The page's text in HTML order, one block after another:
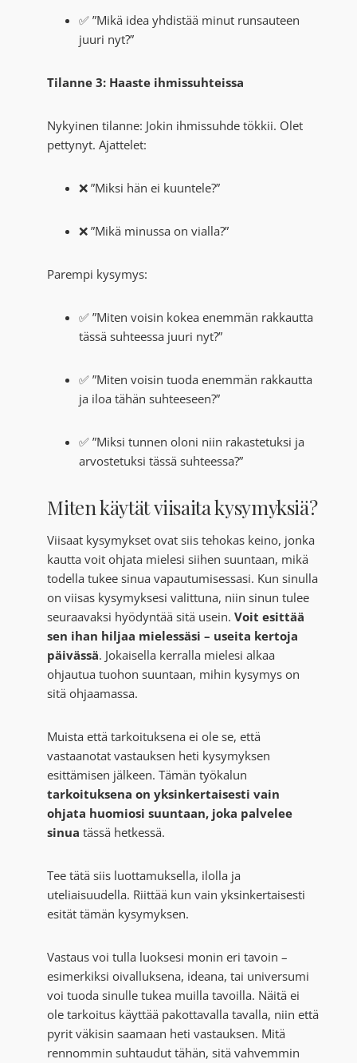
✅ ”Mikä idea yhdistää minut runsauteen
juuri nyt?”
Tilanne 3: Haaste ihmissuhteissa
Nykyinen tilanne: Jokin ihmissuhde tökkii. Olet
pettynyt. Ajattelet:
❌ ”Miksi hän ei kuuntele?”
❌ ”Mikä minussa on vialla?”
Parempi kysymys:
✅ ”Miten voisin kokea enemmän rakkautta
tässä suhteessa juuri nyt?”
✅ ”Miten voisin tuoda enemmän rakkautta
ja iloa tähän suhteeseen?”
✅ ”Miksi tunnen oloni niin rakastetuksi ja
arvostetuksi tässä suhteessa?”
Miten käytät viisaita kysymyksiä?
Viisaat kysymykset ovat siis tehokas keino, jonka
kautta voit ohjata mielesi siihen suuntaan, mikä
todella tukee sinua vapautumisessasi. Kun sinulla
on viisas kysymyksesi valittuna, niin sinun tulee
seuraavaksi hyödyntää sitä usein.Voit esittää
sen ihan hiljaa mielessäsi – useita kertoja
päivässä. Jokaisella kerralla mielesi alkaa
ohjautua tuohon suuntaan, mihin kysymys on
sitä ohjaamassa.
Muista että tarkoituksena ei ole se, että
vastaanotat vastauksen heti kysymyksen
esittämisen jälkeen. Tämän työkalun
tarkoituksena on yksinkertaisesti vain
ohjata huomiosi suuntaan, joka palvelee
sinua tässä hetkessä.
Tee tätä siis luottamuksella, ilolla ja
uteliaisuudella. Riittää kun vain yksinkertaisesti
esität tämän kysymyksen.
Vastaus voi tulla luoksesi monin eri tavoin –
esimerkiksi oivalluksena, ideana, tai universumi
voi tuoda sinulle tukea muilla tavoilla. Näitä ei
ole tarkoitus käyttää pakottavalla tavalla, niin että
pyrit väkisin saamaan heti vastauksen. Mitä
rennommin suhtaudut tähän, sitä vahvemmin